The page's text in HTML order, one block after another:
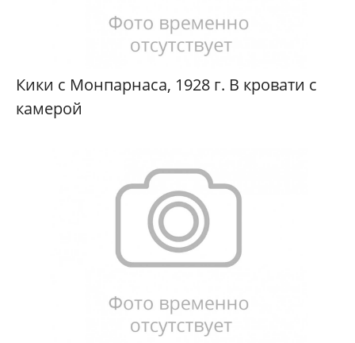
Кики с Монпарнаса, 1928 г. В кровати с
камерой